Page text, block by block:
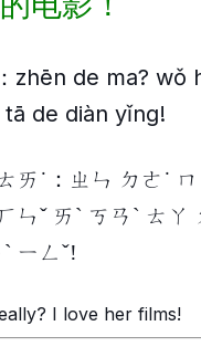
zhēn de ma? wǒ
tā de diàn yǐng!
ㄞ˙：ㄓㄣ ㄉㄜ˙ ㄇ
ㄣˇ ㄞˋ ㄎㄢˋ ㄊㄚ
ㄧㄥˇ!
I love her films!